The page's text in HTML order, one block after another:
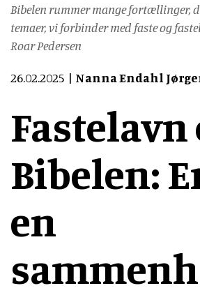
Bibelen rummer mange fortællinger,
temaer, vi forbinder med faste og
Roar Pedersen
26.02.2025 Nanna Endahl
Fastelavn
Bibelen:
en